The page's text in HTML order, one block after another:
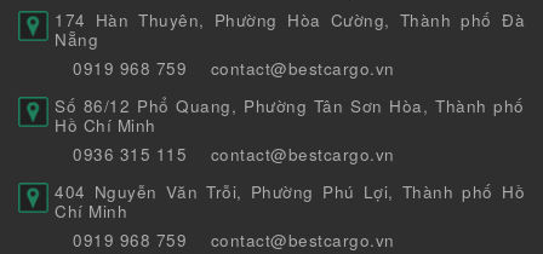
174 Hàn Thuyên, Phường Hòa Cường, Thành phố Đà
Nẵng
0919 968 759
contact@bestcargo.vn
Số 86/12 Phổ Quang, Phường Tân Sơn Hòa, Thành phố
Hồ Chí Minh
0936 315 115
contact@bestcargo.vn
404 Nguyễn Văn Trỗi, Phường Phú Lợi, Thành phố Hồ
Chí Minh
0919 968 759
contact@bestcargo.vn